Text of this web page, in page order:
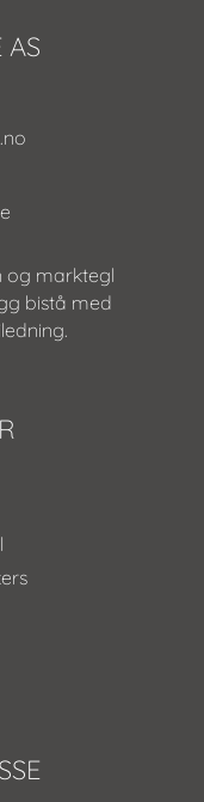
AS
og marktegl
bistå med